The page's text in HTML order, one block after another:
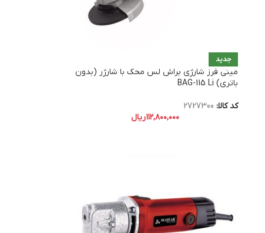
جدید
مینی فرز شارژی براش لس محک با شارژر (بدون
باتری) BAG-115 Li
کد کالا: 2727300
۱۱۲,۸۰۰,۰۰۰ریال